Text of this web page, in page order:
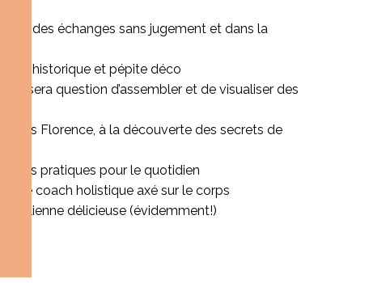
des échanges sans jugement et dans la
historique et pépite déco
il sera question d’assembler et de visualiser des
Florence, à la découverte des secrets de
pratiques pour le quotidien
une coach holistique axé sur le corps
italienne délicieuse (évidemment!)